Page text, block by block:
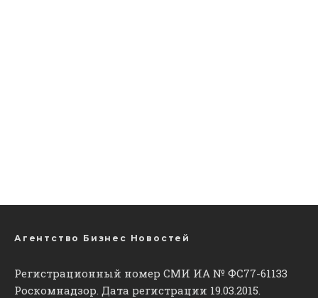
Агентство Бизнес Новостей
Регистрационный номер СМИ ИА № ФС77-61133
Роскомнадзор. Дата регистрации 19.03.2015.